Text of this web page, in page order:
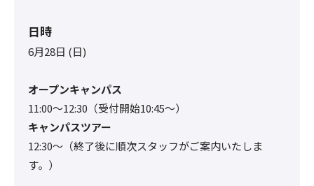
日時
6月28日 (日)
オープンキャンパス
11:00〜12:30（受付開始10:45～）
キャンパスツアー
12:30〜（終了後に順次スタッフがご案内いたしま
す。）